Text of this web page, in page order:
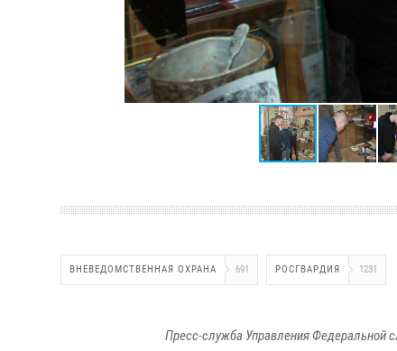
ВНЕВЕДОМСТВЕННАЯ ОХРАНА 691 РОСГВАРДИЯ 1231
Пресс-служба Управления Федеральной